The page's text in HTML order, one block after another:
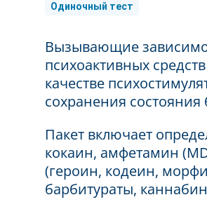
Одиночный тест
Вызывающие
психоактивных
качестве
сохранения состояния
Пакет включает
кокаин, амфетамин
(героин, кодеин,
барбитураты,